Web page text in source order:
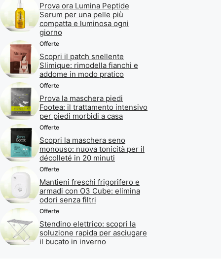
Prova ora Lumina Peptide
Serum per una pelle più
compatta e luminosa ogni
giorno
Offerte
Scopri il patch snellente
Slimique: rimodella fianchi e
addome in modo pratico
Offerte
Prova la maschera piedi
Footea: il trattamento intensivo
per piedi morbidi a casa
Offerte
Scopri la maschera seno
monouso: nuova tonicità per il
décolleté in 20 minuti
Offerte
Mantieni freschi frigorifero e
armadi con O3 Cube: elimina
odori senza filtri
Offerte
Stendino elettrico: scopri la
soluzione rapida per asciugare
il bucato in inverno